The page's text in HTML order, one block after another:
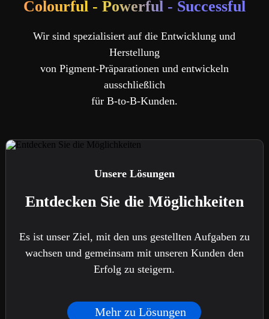
Colourful - Powerful - Successful
Wir sind spezialisiert auf die Entwicklung und
Herstellung
von Pigment-Präparationen und entwickeln
ausschließlich
für B-to-B-Kunden.
Unsere Lösungen
Entdecken Sie die Möglichkeiten
Es ist unser Ziel, mit den uns gestellten Aufgaben zu
wachsen und gemeinsam mit unseren Kunden den
Erfolg zu steigern.
Mehr zu Lösungen